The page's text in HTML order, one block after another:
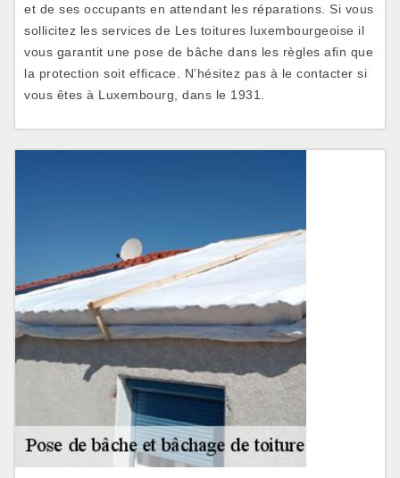
et de ses occupants en attendant les réparations. Si vous
sollicitez les services de Les toitures luxembourgeoise il
vous garantit une pose de bâche dans les règles afin que
la protection soit efficace. N’hésitez pas à le contacter si
vous êtes à Luxembourg, dans le 1931.